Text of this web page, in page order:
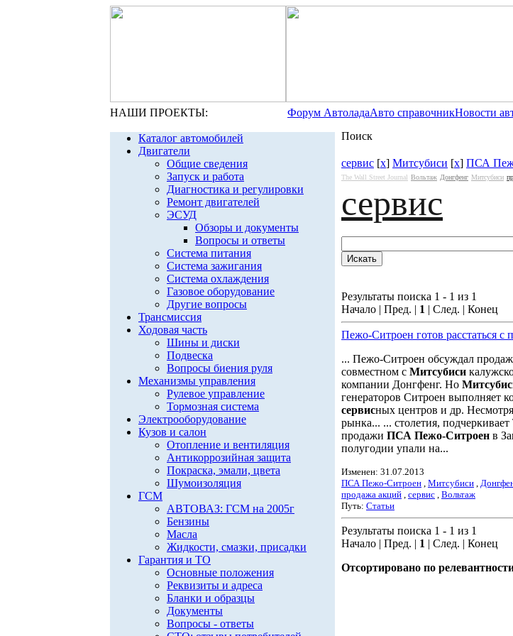
НАШИ ПРОЕКТЫ: Форум АвтоладаАвто справочникНовости
Каталог автомобилей
Двигатели
Общие сведения
Запуск и работа
Диагностика и регулировки
Ремонт двигателей
ЭСУД
Обзоры и документы
Вопросы и ответы
Система питания
Система зажигания
Система охлаждения
Газовое оборудование
Другие вопросы
Трансмиссия
Ходовая часть
Шины и диски
Подвеска
Вопросы биения руля
Механизмы управления
Рулевое управление
Тормозная система
Электрооборудование
Кузов и салон
Отопление и вентиляция
Антикоррозийная защита
Покраска, эмали, цвета
Шумоизоляция
ГСМ
АВТОВАЗ: ГСМ на 2005г
Бензины
Масла
Жидкости, смазки, присадки
Гарантия и ТО
Основные положения
Реквизиты и адреса
Бланки и образцы
Документы
Вопросы - ответы
Поиск
сервис [x] Митсубиси [x] ПСА
The Wall Street Journal Вольтаж Донгфенг Митсубиси
сервис
Результаты поиска 1 - 1 из 1
Начало | Пред. | 1 | След. | Конец
Пежо-Ситроен готов расстаться с
... Пежо-Ситроен обсуждал
совместном с Митсубиси
компании Донгфенг. Но
генераторов Ситроен выполняет
сервисных центров и др.
рынка... ... столетия,
продажи ПСА Пежо-Ситроен в
полугодии упали на...
Изменен: 31.07.2013
ПСА Пежо-Ситроен , Митсубиси ,
продажа акций , сервис , Вольтаж
Путь: Статьи
Результаты поиска 1 - 1 из 1
Начало | Пред. | 1 | След. | Конец
Отсортировано по